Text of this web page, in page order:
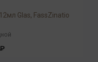
Glas, FassZinatio